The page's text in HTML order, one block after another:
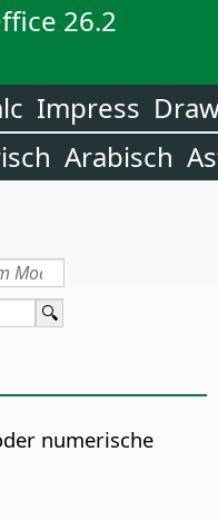
26.2
Impress
Arabisch
numerische